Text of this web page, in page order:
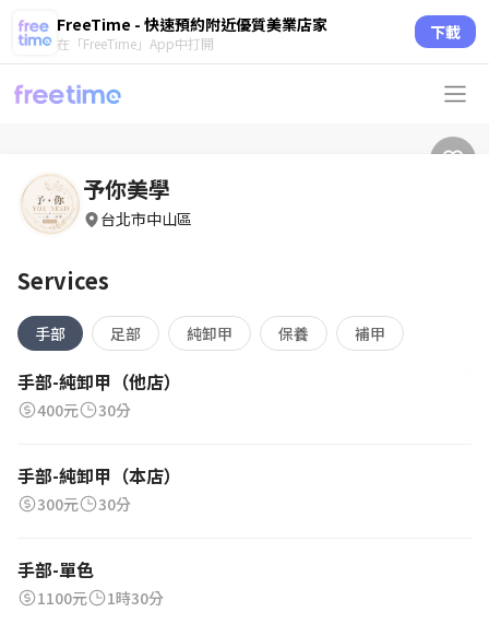
FreeTime - 快速預約附近優質美業店家
在「FreeTime」App中打開 下載
予你美學
台北市中山區
Services
手部 足部 純卸甲 保養 補甲
手部-純卸甲（他店）
400元 30分
手部-純卸甲（本店）
300元 30分
手部-單色
1100元
1時30分